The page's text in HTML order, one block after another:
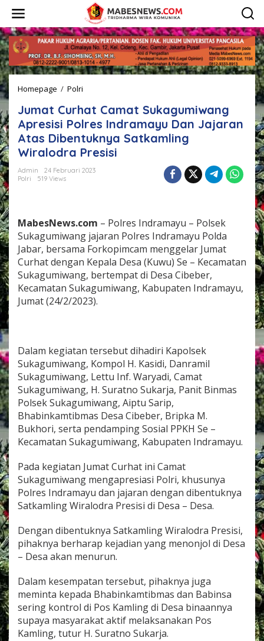
w
a
t
i
k
e
k
o
n
t
e
n
Homepage / Polri
m
a
t
C
u
h
m
a
t
S
k
a
g
a
n
g
A
p
r
e
s
i
i
P
o
l
r
I
n
d
a
m
a
y
u
D
Jumat Curhat Camat Sukagumiwang
Apresisi Polres Indramayu Dan Jajaran
Atas Dibentuknya Satkamling
Wiralodra Presisi
Admin
24 Februari 2023
Polri
519 Views
MabesNews.com – Polres Indramayu – Polsek
Sukagumiwang jajaran Polres Indramayu Polda
Jabar, bersama Forkopimcam menggelar Jumat
Curhat dengan Kepala Desa (Kuwu) Se – Kecamatan
Sukagumiwang, bertempat di Desa Cibeber,
Kecamatan Sukagumiwang, Kabupaten Indramayu,
Jumat (24/2/2023).
Dalam kegiatan tersebut dihadiri Kapolsek
Sukagumiwang, Kompol H. Kasidi, Danramil
Sukagumiwang, Lettu Inf. Waryadi, Camat
Sukagumiwang, H. Suratno Sukarja, Panit Binmas
Polsek Sukagumiwang, Aiptu Sarip,
Bhabinkamtibmas Desa Cibeber, Bripka M.
Bukhori, serta pendamping Sosial PPKH Se –
Kecamatan Sukagumiwang, Kabupaten Indramayu.
Pada kegiatan Jumat Curhat ini Camat
Sukagumiwang mengapresiasi Polri, khusunya
Polres Indramayu dan jajaran dengan dibentuknya
Satkamling Wiralodra Presisi di Desa – Desa.
Dengan dibentuknya Satkamling Wiralodra Presisi,
pihaknya berharap kejadian yang menonjol di Desa
– Desa akan menurun.
Dalam kesempatan tersebut, pihaknya juga
meminta kepada Bhabinkamtibmas dan Babinsa
sering kontrol di Pos Kamling di Desa binaannya
supaya masyarakat aktif melaksanakan Pos
Kamling, tutur H. Suratno Sukarja.